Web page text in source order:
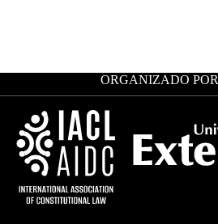
ORGANIZADO POR